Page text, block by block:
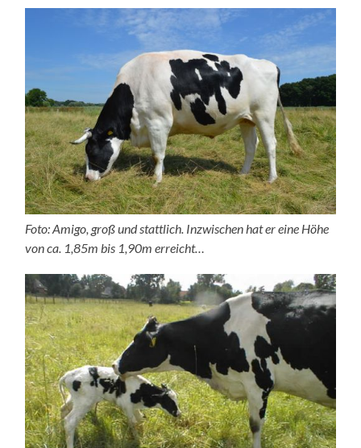
Foto: Amigo, groß und stattlich. Inzwischen hat er eine Höhe
von ca. 1,85m bis 1,90m erreicht…